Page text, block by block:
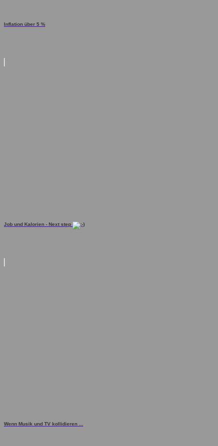
Inflation über 5 %
Job und Kalorien - Next step
Wenn Musik und TV kollidieren ...